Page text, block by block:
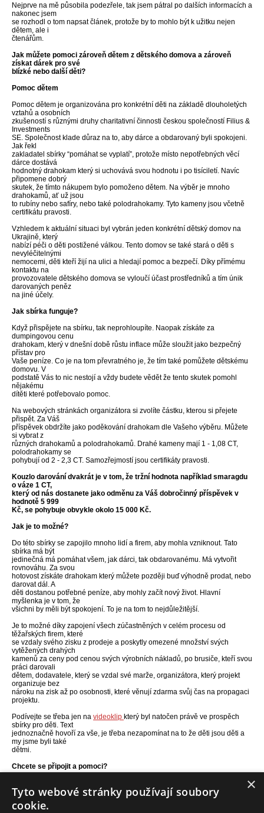
Nejprve na mě působila podezřele, tak jsem pátral po dalších informacích a
nakonec jsem
se rozhodl o tom napsat článek, protože by to mohlo být k užitku nejen
dětem, ale i
čtenářům.
Jak můžete pomoci zároveň dětem z dětského domova a zároveň
získat dárek pro své
blízké nebo další děti?
Pomoc dětem
Pomoc dětem je organizována pro konkrétní děti na základě dlouholetých
vztahů a osobních
zkušeností s různými druhy charitativní činnosti českou společností Filius &
Investments
SE. Společnost klade důraz na to, aby dárce a obdarovaný byli spokojeni.
Jak řekl
zakladatel sbírky “pomáhat se vyplatí”, protože místo nepotřebných věcí
dárce dostává
hodnotný drahokam který si uchovává svou hodnotu i po tisíciletí. Navíc
připomene dobrý
skutek, že tímto nákupem bylo pomoženo dětem. Na výběr je mnoho
drahokamů, ať už jsou
to rubíny nebo safíry, nebo také polodrahokamy. Tyto kameny jsou včetně
certifikátu pravosti.
Vzhledem k aktuální situaci byl vybrán jeden konkrétní dětský domov na
Ukrajině, který
nabízí péči o děti postižené válkou. Tento domov se také stará o děti s
nevyléčitelnými
nemocemi, děti kteří žijí na ulici a hledají pomoc a bezpečí. Díky přímému
kontaktu na
provozovatele dětského domova se vyloučí účast prostředníků a tím únik
darovaných peněz
na jiné účely.
Jak sbírka funguje?
Když přispějete na sbírku, tak neprohloupíte. Naopak získáte za
dumpingovou cenu
drahokam, který v dnešní době růstu inflace může sloužit jako bezpečný
přístav pro
Vaše peníze. Co je na tom převratného je, že tím také pomůžete dětskému
domovu. V
podstatě Vás to nic nestojí a vždy budete vědět že tento skutek pomohl
nějakému
dítěti které potřebovalo pomoc.
Na webových stránkách organizátora si zvolíte částku, kterou si přejete
přispět. Za Váš
příspěvek obdržíte jako poděkování drahokam dle Vašeho výběru. Můžete
si vybrat z
různých drahokamů a polodrahokamů. Drahé kameny mají 1 - 1,08 CT,
polodrahokamy se
pohybují od 2 - 2,3 CT. Samozřejmostí jsou certifikáty pravosti.
Kouzlo darování dvakrát je v tom, že tržní hodnota například smaragdu
o váze 1 CT,
který od nás dostanete jako odměnu za Váš dobročinný příspěvek v
hodnotě 5 999
Kč, se pohybuje obvykle okolo 15 000 Kč.
Jak je to možné?
Do této sbírky se zapojilo mnoho lidí a firem, aby mohla vzniknout. Tato
sbírka má být
jedinečná má pomáhat všem, jak dárci, tak obdarovanému. Má vytvořit
rovnováhu. Za svou
hotovost získáte drahokam který můžete později buď výhodně prodat, nebo
darovat dál. A
děti dostanou potřebné peníze, aby mohly začít nový život. Hlavní
myšlenka je v tom, že
všichni by měli být spokojení. To je na tom to nejdůležitější.
Je to možné díky zapojení všech zúčastněných v celém procesu od
těžařských firem, které
se vzdaly svého zisku z prodeje a poskytly omezené množství svých
vytěžených drahých
kamenů za ceny pod cenou svých výrobních nákladů, po brusiče, kteří svou
práci darovali
dětem, dodavatele, který se vzdal své marže, organizátora, který projekt
organizuje bez
nároku na zisk až po osobnosti, které věnují zdarma svůj čas na propagaci
projektu.
Podívejte se třeba jen na videoklip který byl natočen právě ve prospěch
sbírky pro děti. Text
jednoznačně hovoří za vše, je třeba nezapomínat na to že děti jsou děti a
my jsme byli také
dětmi.
Chcete se připojit a pomoci?
stránkách
organizátora Filius & Investments SE nebo přímo na stránkách Donio.cz
kde právě běží kampaň.
×
Tyto webové stránky používají soubory
cookie.